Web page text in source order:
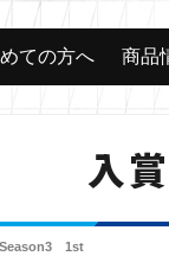
ての方へ 商品
入
Season3 1st